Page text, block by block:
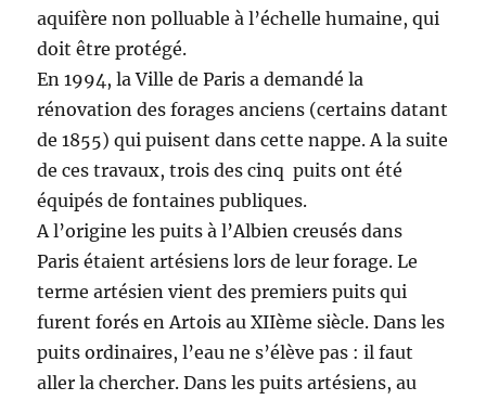
aquifère non polluable à l’échelle humaine, qui
doit être protégé.
En 1994, la Ville de Paris a demandé la
rénovation des forages anciens (certains datant
de 1855) qui puisent dans cette nappe. A la suite
de ces travaux, trois des cinq puits ont été
équipés de fontaines publiques.
A l’origine les puits à l’Albien creusés dans
Paris étaient artésiens lors de leur forage. Le
terme artésien vient des premiers puits qui
furent forés en Artois au XIIème siècle. Dans les
puits ordinaires, l’eau ne s’élève pas : il faut
aller la chercher. Dans les puits artésiens, au